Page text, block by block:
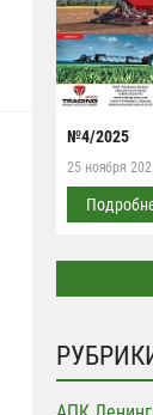
№4/2025
25 ноября